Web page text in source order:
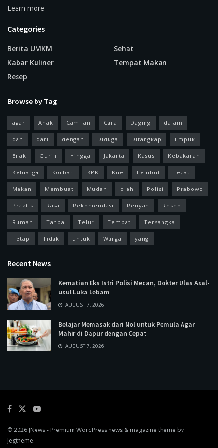
Learn more
Categories
Berita UMKM
Kabar Kuliner
Resep
Sehat
Tempat Makan
Browse by Tag
agar Anak Camilan Cara Daging dalam
dan dari dengan Diduga Ditangkap Empuk
Enak Gurih Hingga Jakarta Kasus Kebakaran
Keluarga Korban KPK Kue Lembut Lezat
Makan Membuat Mudah oleh Polisi Prabowo
Praktis Rasa Rekomendasi Renyah Resep
Rumah Tanpa Telur Tempat Tersangka
Tetap Tidak untuk Warga yang
Recent News
Kematian Eks Istri Polisi Medan, Dokter Ulas Asal-
usul Luka Lebam
AUGUST 7, 2026
Belajar Memasak dari Nol untuk Pemula Agar
Mahir di Dapur dengan Cepat
AUGUST 7, 2026
© 2026 JNews- Premium WordPress news & magazine theme by
Jegtheme.